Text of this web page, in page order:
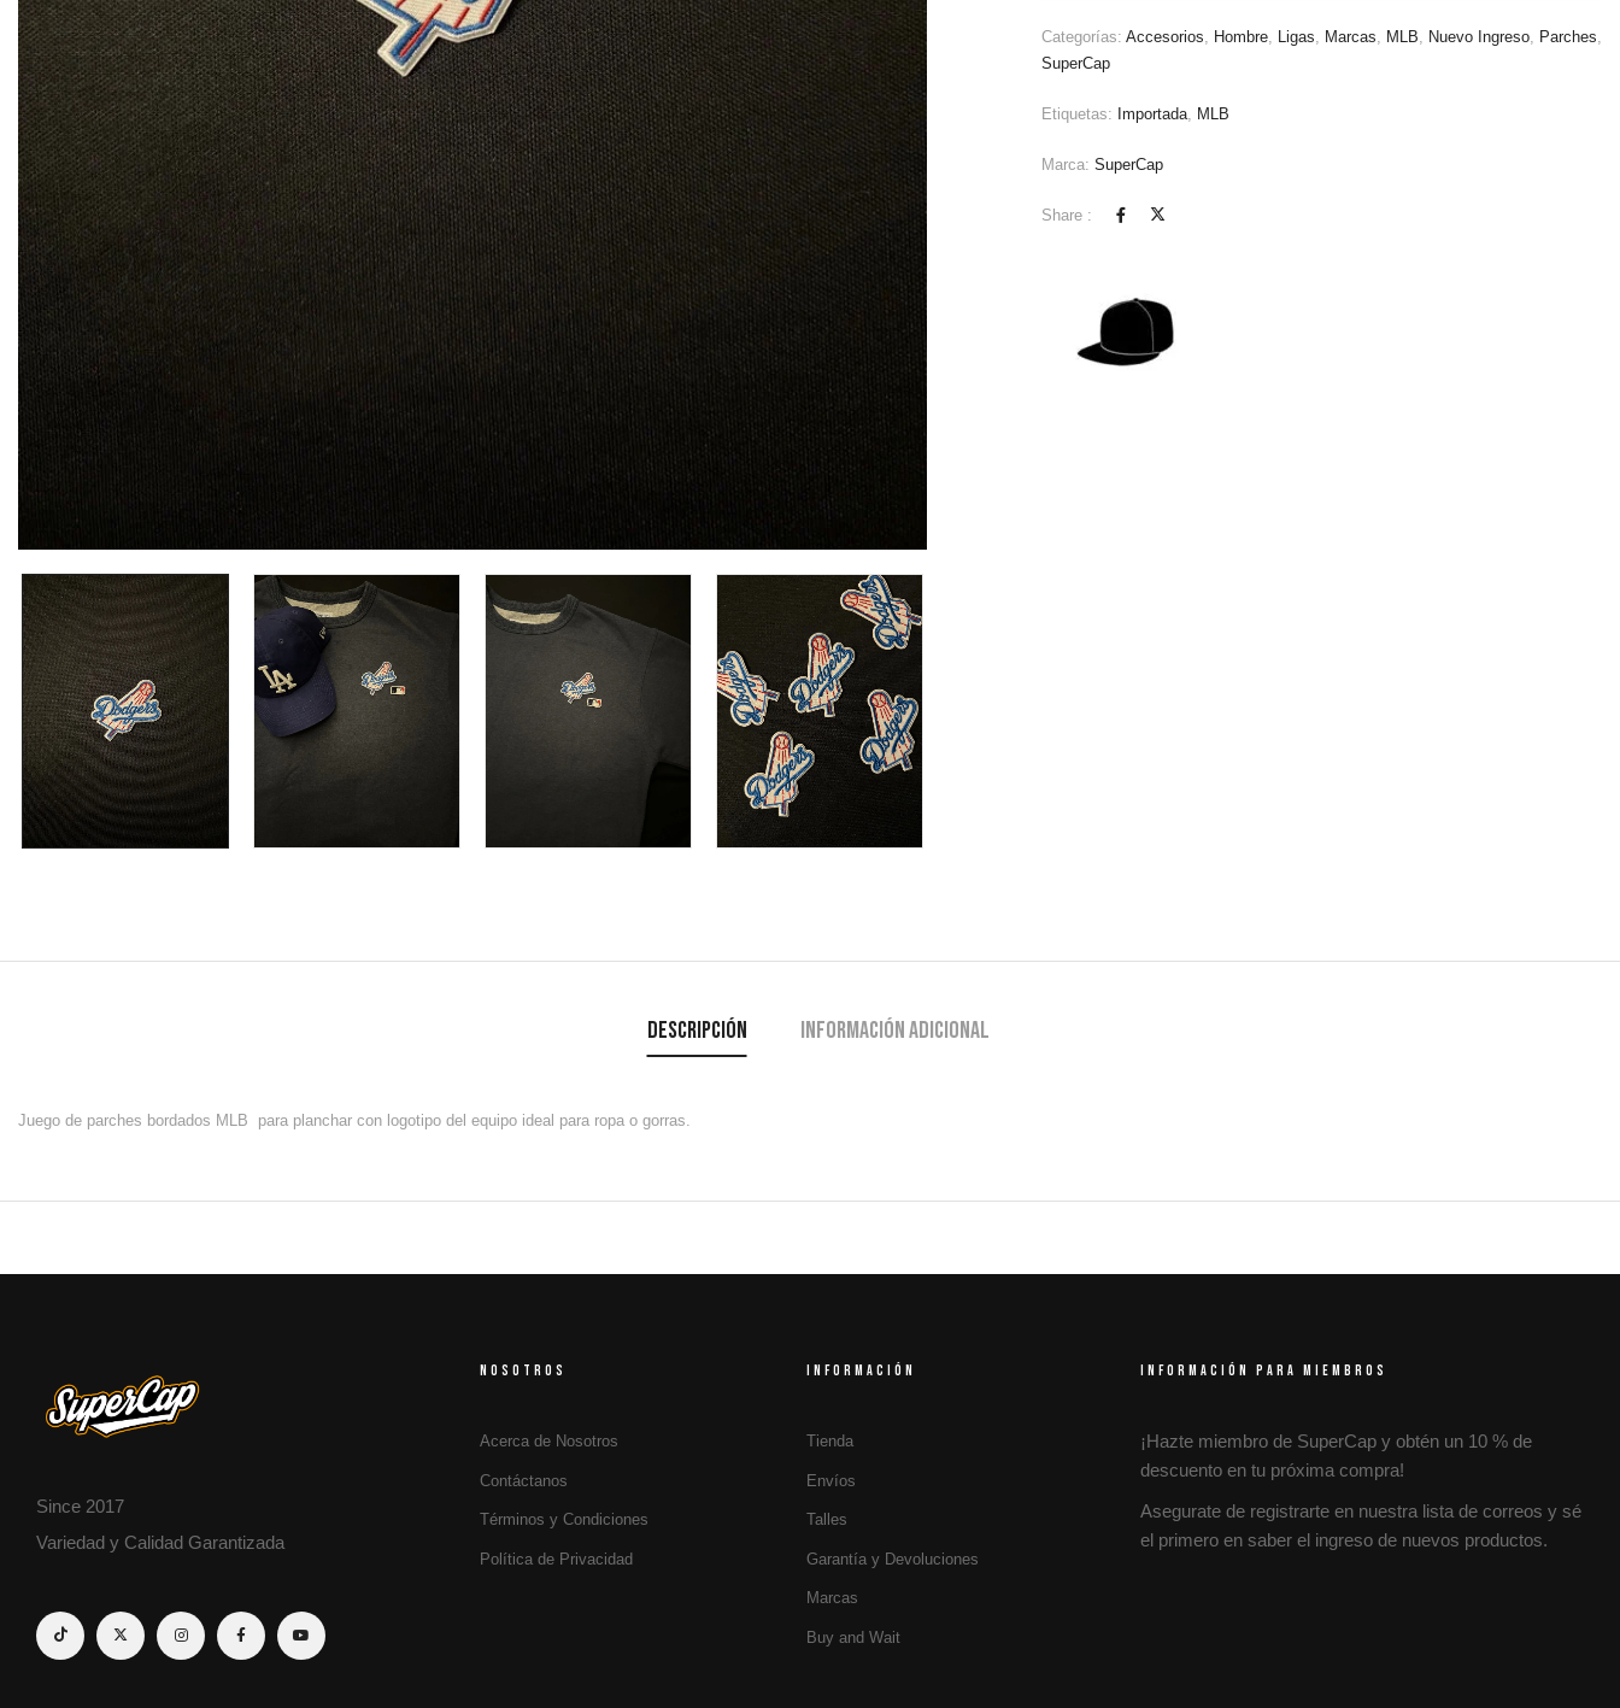
Categorías: Accesorios Hombre, Ligas Marcas MLB Nuevo Ingreso, Parches
SuperCap
Etiquetas: Importada, MLB
Marca: SuperCap
Share :
Descripción Información adicional
Juego de parches bordados MLB para planchar con logotipo del equipo ideal para ropa o gorras.
Since 2017
Variedad y Calidad Garantizada
NOSOTROS
Acerca de Nosotros
Contáctanos
Términos y Condiciones
Política de Privacidad
INFORMACIÓN
Tienda
Envíos
Talles
Garantía y Devoluciones
Marcas
Buy and Wait
INFORMACIÓN PARA MIEMBROS
¡Hazte miembro de SuperCap y obtén un 10 % de
descuento en tu próxima compra!
Asegurate de registrarte en nuestra lista de correos y sé
el primero en saber el ingreso de nuevos productos.